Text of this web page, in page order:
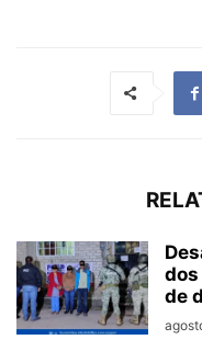
de